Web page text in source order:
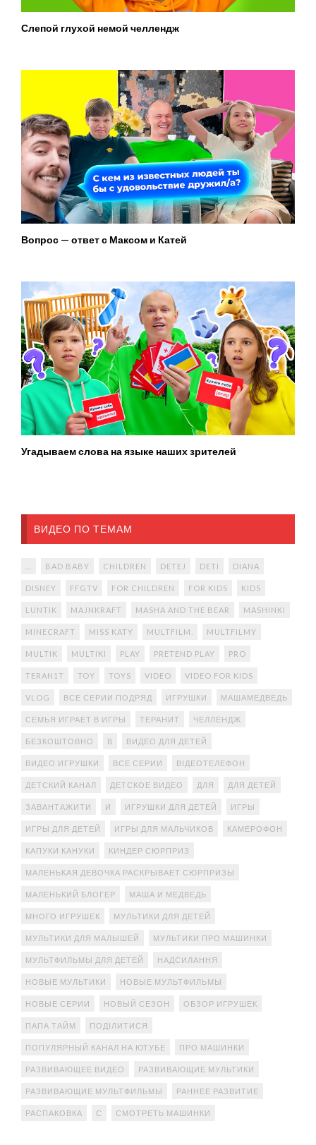
Слепой глухой немой челлендж
Вопрос — ответ с Максом и Катей
Угадываем слова на языке наших зрителей
ВИДЕО ПО ТЕМАМ
BAD BABY CHILDREN DETEJ DETI DIANA
DISNEY FFGTV FOR CHILDREN FOR KIDS KIDS
LUNTIK MAJNKRAFT MASHA AND THE BEAR MASHINKI
MINECRAFT MISS KATY MULTFILM. MULTFILMY
MULTIK MULTIKI PLAY PRETEND PLAY PRO
TERAN1T TOY TOYS VIDEO VIDEO FOR KIDS
VLOG ВСЕ СЕРИИ ПОДРЯД ИГРУШКИ МАШАМЕДВЕДЬ
СЕМЬЯ ИГРАЕТ В ИГРЫ ТЕРАНИТ ЧЕЛЛЕНДЖ
БЕЗКОШТОВНО В ВИДЕО ДЛЯ ДЕТЕЙ
ВИДЕО ИГРУШКИ ВСЕ СЕРИИ ВІДЕОТЕЛЕФОН
ДЕТСКИЙ КАНАЛ ДЕТСКОЕ ВИДЕО ДЛЯ ДЛЯ ДЕТЕЙ
ЗАВАНТАЖИТИ И ИГРУШКИ ДЛЯ ДЕТЕЙ ИГРЫ
ИГРЫ ДЛЯ ДЕТЕЙ ИГРЫ ДЛЯ МАЛЬЧИКОВ КАМЕРОФОН
КАПУКИ КАНУКИ КИНДЕР СЮРПРИЗ
МАЛЕНЬКАЯ ДЕВОЧКА РАСКРЫВАЕТ СЮРПРИЗЫ
МАЛЕНЬКИЙ БЛОГЕР МАША И МЕДВЕДЬ
МНОГО ИГРУШЕК МУЛЬТИКИ ДЛЯ ДЕТЕЙ
МУЛЬТИКИ ДЛЯ МАЛЫШЕЙ МУЛЬТИКИ ПРО МАШИНКИ
МУЛЬТФИЛЬМЫ ДЛЯ ДЕТЕЙ НАДСИЛАННЯ
НОВЫЕ МУЛЬТИКИ НОВЫЕ МУЛЬТФИЛЬМЫ
НОВЫЕ СЕРИИ НОВЫЙ СЕЗОН ОБЗОР ИГРУШЕК
ПАПА ТАЙМ ПОДІЛИТИСЯ
ПОПУЛЯРНЫЙ КАНАЛ НА ЮТУБЕ ПРО МАШИНКИ
РАЗВИВАЮЩЕЕ ВИДЕО РАЗВИВАЮЩИЕ МУЛЬТИКИ
РАЗВИВАЮЩИЕ МУЛЬТФИЛЬМЫ РАННЕЕ РАЗВИТИЕ
РАСПАКОВКА С СМОТРЕТЬ МАШИНКИ